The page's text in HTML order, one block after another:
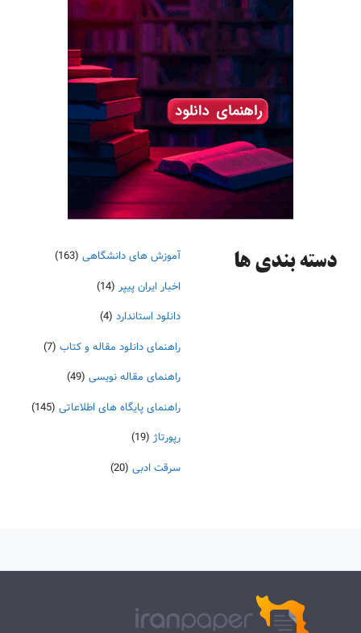
دسته‌ بندی ها آموزش های دانشگاهی (163)
اخبار ایران پیپر (14)
دانلود استاندارد (4)
راهنمای دانلود مقاله و کتاب (7)
راهنمای مقاله نویسی (49)
راهنمای پایگاه های اطلاعاتی (145)
رپورتاژ (19)
سرقت ادبی (20)